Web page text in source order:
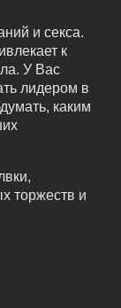
и секса.
к
У Вас
лидером в
каким
торжеств и